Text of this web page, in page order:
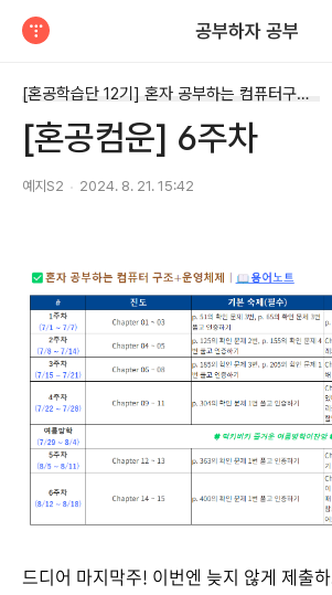
공부하자 공부
[혼공학습단 12기] 혼자 공부하는 컴퓨터구조+운영체제
[혼공컴운] 6주차
예지S2 2024. 8. 21. 15:42
드디어 마지막주! 이번엔 늦지 않게 제출